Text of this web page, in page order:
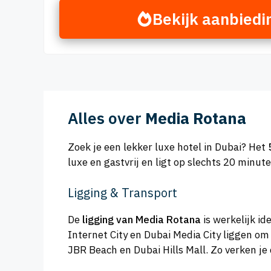
Bekijk
Alles over Media Rotana
Zoek je een lekker luxe hotel in Dubai? Het
luxe en gastvrij en ligt op slechts 20
Ligging & Transport
De ligging van Media Rotana is werkelijk
Internet City en Dubai Media City liggen
JBR Beach en Dubai Hills Mall. Zo verken